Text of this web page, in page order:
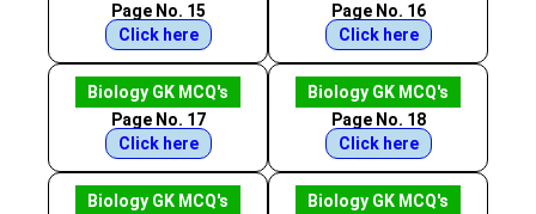
Page No. 15
Click here
Page No. 16
Click here
Biology GK MCQ's
Page No. 17
Click here
Biology GK MCQ's
Page No. 18
Click here
Biology GK MCQ's
Biology GK MCQ's